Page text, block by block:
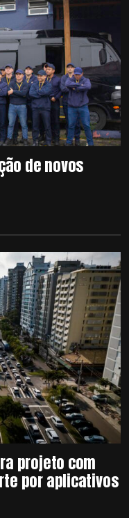
de novos
projeto com
por aplicativos